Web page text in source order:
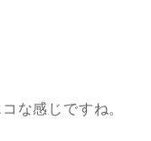
な感じですね。